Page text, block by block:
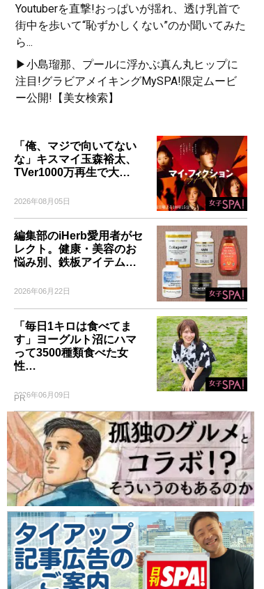
Youtuberを直撃!おっぱいが揺れ、透け乳首で
街中を歩いて“恥ずかしくない”のか聞いてみた
ら...
▶小島瑠那、プールに浮かぶ真ん丸ヒップに
注目!グラビアメイキングMySPA!限定ムービ
ー公開!【美女検索】
「俺、マジで向いてない
な」キスマイ玉森裕太、
TVer1000万再生で大…
2026年08月05日
編集部のiHerb愛用者がセ
レクト。健康・美容のお
悩み別、鉄板アイテム…
2026年06月22日
「毎日1キロは食べてま
す」ヨーグルト沼にハマ
って3500種類食べた女
性…
2026年06月09日
PR